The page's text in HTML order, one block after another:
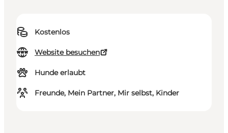
Kostenlos
Website besuchen
Hunde erlaubt
Freunde, Mein Partner, Mir selbst, Kinder